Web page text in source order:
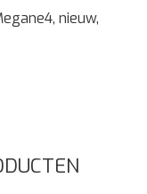
, nieuw,